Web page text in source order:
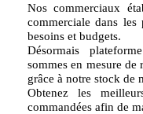
Nos commerciaux
commerciale dans
besoins et budgets.
Désormais
sommes en mesure de
grâce à notre stock de
Obtenez les
commandées afin de